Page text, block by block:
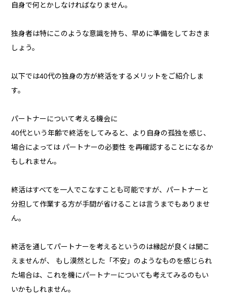
自身で何とかしなければなりません。
独身者は特にこのような意識を持ち、早めに準備をしておきま
しょう。
以下では40代の独身の方が終活をするメリットをご紹介しま
す。
パートナーについて考える機会に
40代という年齢で終活をしてみると、より自身の孤独を感じ、
場合によっては パートナーの必要性 を再確認することになるか
もしれません。
終活はすべてを一人でこなすことも可能ですが、パートナーと
分担して作業する方が手間が省けることは言うまでもありませ
ん。
終活を通してパートナーを考えるというのは縁起が良くは聞こ
えませんが、 もし漠然とした「不安」のようなものを感じられ
た場合は、これを機にパートナーについても考えてみるのもい
いかもしれません。